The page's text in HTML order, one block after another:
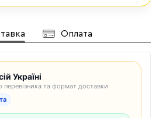
Оплата
Україні
перевізника та формат доставки